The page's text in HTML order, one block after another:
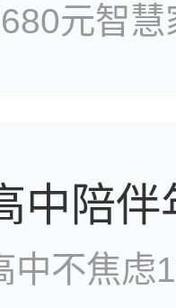
育者”
元智慧
中陪伴
中不焦虑